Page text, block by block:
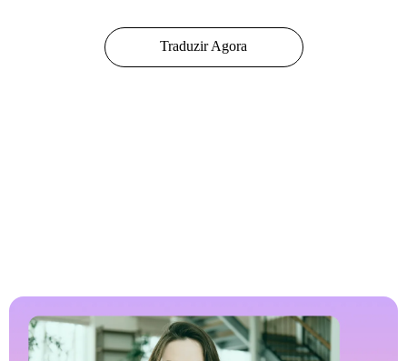
Traduzir Agora